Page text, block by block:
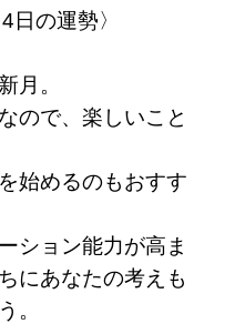
日の運勢〉
月。
ので、楽しいこと
始めるのもおすす
ション能力が高ま
にあなたの考えも
。